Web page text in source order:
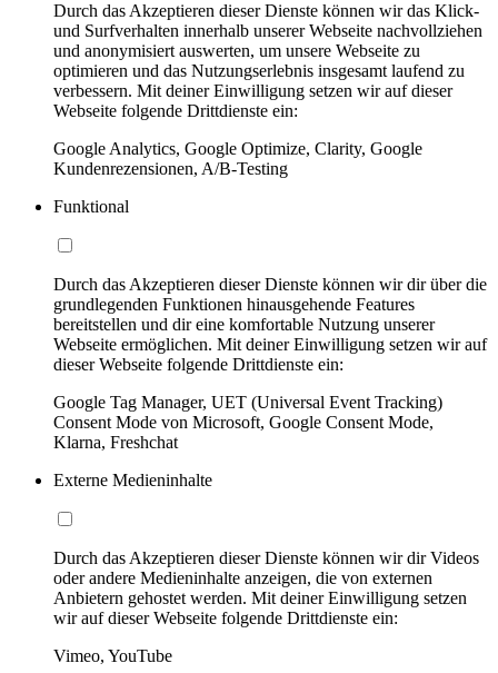
Durch das Akzeptieren dieser Dienste können wir das Klick-
und Surfverhalten innerhalb unserer Webseite nachvollziehen
und anonymisiert auswerten, um unsere Webseite zu
optimieren und das Nutzungserlebnis insgesamt laufend zu
verbessern. Mit deiner Einwilligung setzen wir auf dieser
Webseite folgende Drittdienste ein:
Google Analytics, Google Optimize, Clarity, Google
Kundenrezensionen, A/B-Testing
Funktional
Durch das Akzeptieren dieser Dienste können wir dir über die
grundlegenden Funktionen hinausgehende Features
bereitstellen und dir eine komfortable Nutzung unserer
Webseite ermöglichen. Mit deiner Einwilligung setzen wir auf
dieser Webseite folgende Drittdienste ein:
Google Tag Manager, UET (Universal Event Tracking)
Consent Mode von Microsoft, Google Consent Mode,
Klarna, Freshchat
Externe Medieninhalte
Durch das Akzeptieren dieser Dienste können wir dir Videos
oder andere Medieninhalte anzeigen, die von externen
Anbietern gehostet werden. Mit deiner Einwilligung setzen
wir auf dieser Webseite folgende Drittdienste ein:
Vimeo, YouTube